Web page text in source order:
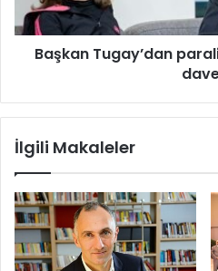
ü
r
e
Y
e
n
i
g
r
a
l
i
Başkan Tugay’dan
İlgili Makaleler